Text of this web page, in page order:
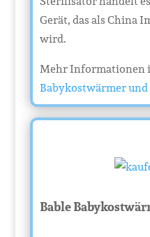
Gerät, das als China
wird.
Mehr Informationen
Babykostwärmer
Bable